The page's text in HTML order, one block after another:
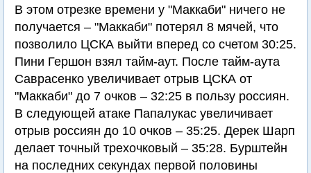
В этом отрезке времени у "Маккаби" ничего не
получается – "Маккаби" потерял 8 мячей, что
позволило ЦСКА выйти вперед со счетом 30:25.
Пини Гершон взял тайм-аут. После тайм-аута
Саврасенко увеличивает отрыв ЦСКА от
"Маккаби" до 7 очков – 32:25 в пользу россиян.
В следующей атаке Папалукас увеличивает
отрыв россиян до 10 очков – 35:25. Дерек Шарп
делает точный трехочковый – 35:28. Бурштейн
на последних секундах первой половины